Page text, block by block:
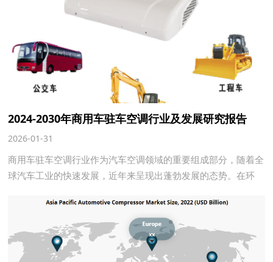
2024-2030年商用车驻车空调行业及发展研究报告
2026-01-31
商用车驻车空调行业作为汽车空调领域的重要组成部分，随着全
球汽车工业的快速发展，近年来呈现出蓬勃发展的态势。在环
用日益广泛。近年来，随着全球汽车产业的转型升级，商用车驻
车空调行业也面临着新的机遇和挑战。烟台日冷将使技术创新与
环保理念深度融合，不仅将推动产品性能的持续优化，更将为构
建可持续的交通运输生态贡献力量。站在新的发展起点，我们坚